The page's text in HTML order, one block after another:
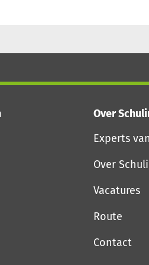
Over
Experts
Over
Vacatures
Route
Contact